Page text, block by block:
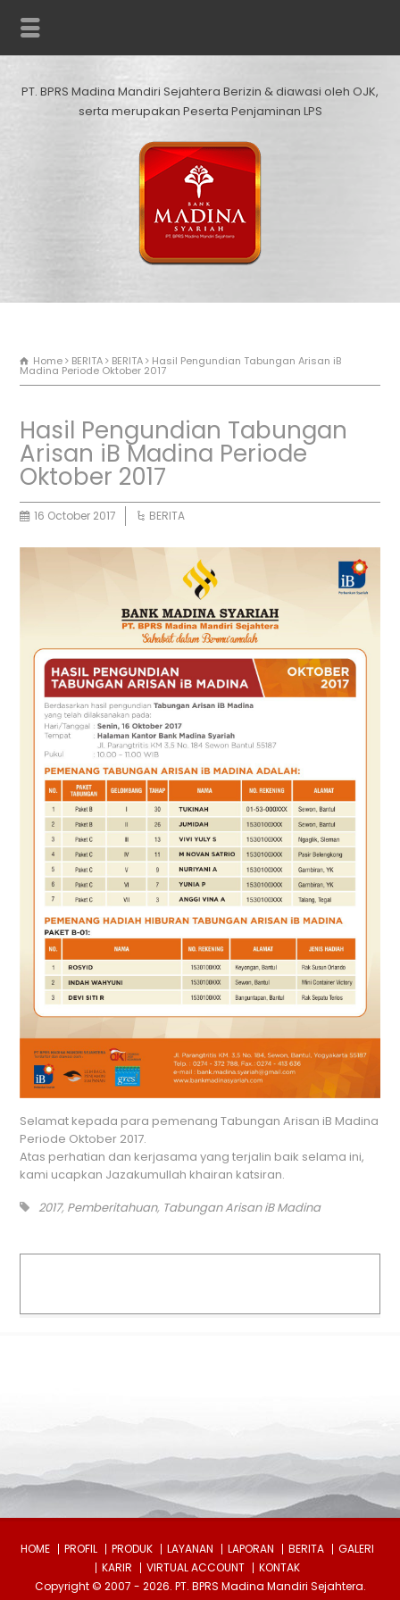
PT. BPRS Madina Mandiri Sejahtera Berizin & diawasi oleh OJK,
serta merupakan Peserta Penjaminan LPS
Home BERITA BERITA Hasil Pengundian Tabungan Arisan iB
Madina Periode Oktober 2017
Hasil Pengundian Tabungan
Arisan iB Madina Periode
Oktober 2017
16 October 2017 BERITA
Selamat kepada para pemenang Tabungan Arisan iB Madina
Periode Oktober 2017.
Atas perhatian dan kerjasama yang terjalin baik selama ini,
kami ucapkan Jazakumullah khairan katsiran.
2017, Pemberitahuan, Tabungan Arisan iB Madina
HOME PROFIL PRODUK LAYANAN LAPORAN BERITA
GALERI
KARIR
VIRTUAL ACCOUNT
KONTAK
Copyright © 2007 - 2026. PT. BPRS Madina Mandiri Sejahtera.